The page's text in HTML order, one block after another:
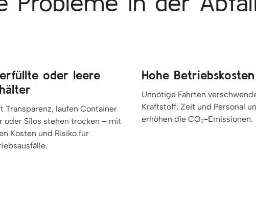
oder leere
Transparenz, laufen Container
oder Silos stehen trocken – mit
Kosten und Risiko für
Hohe Betriebskosten
Unnötige Fahrten
Kraftstoff, Zeit und Personal
erhöhen die CO₂-Emissionen.